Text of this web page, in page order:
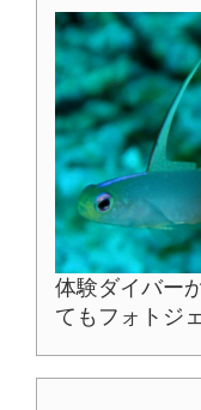
体験ダイバー
てもフォトジ